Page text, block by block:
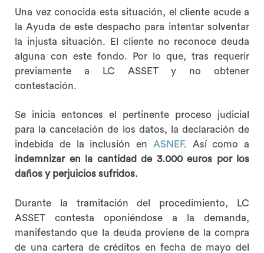
Una vez conocida esta situación, el cliente acude a
la Ayuda de este despacho para intentar solventar
la injusta situación.
El cliente no reconoce deuda
alguna con este fondo. Por lo que, tras requerir
previamente a LC ASSET y no obtener
contestación.
Se inicia entonces el pertinente proceso judicial
para la cancelación de los datos, la declaración de
indebida de la inclusión en ASNEF. Así como a
indemnizar en la cantidad de 3.000 euros por los
daños y perjuicios sufridos.
Durante la tramitación del procedimiento, LC
ASSET contesta oponiéndose a la demanda,
manifestando que la deuda proviene de la compra
de una cartera de créditos en fecha de mayo del